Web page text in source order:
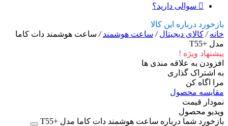
سوالی دارید؟
بازخورد درباره این کالا
خانه/ کالای دیجیتال/ ساعت هوشمند/ ساعت هوشمند دات کاما
مدل +T55
پیشنهاد ویژه !
افزودن به علاقه مندی ها
به اشتراک گذاری
مرا اگاه کن
مقایسه محصول
نمودار قیمت
ویدیو محصول
بازخورد شما درباره ساعت هوشمند دات کاما مدل +T55